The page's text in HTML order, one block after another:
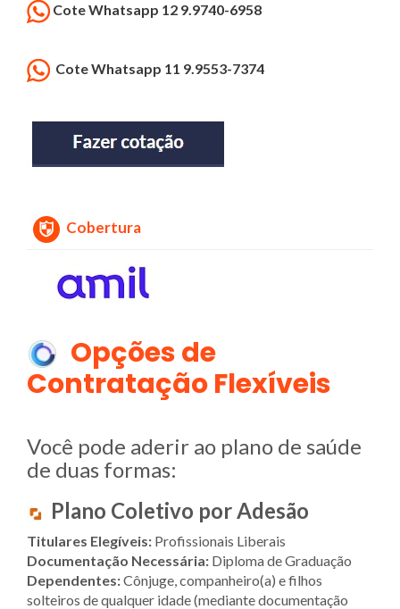
Cote Whatsapp 12 9.9740-6958
Cote Whatsapp 11 9.9553-7374
Cobertura
Opções de
Contratação Flexíveis
Você pode aderir ao plano de saúde
de duas formas:
Plano Coletivo por Adesão
Titulares Elegíveis: Profissionais Liberais
Documentação Necessária: Diploma de Graduação
Dependentes:Cônjuge, companheiro(a) e filhos
solteiros de qualquer idade (mediante documentação